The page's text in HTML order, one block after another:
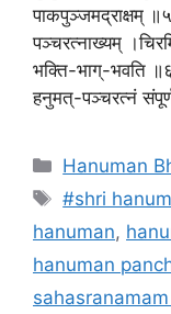
पाकपुञ्जमद्राक्षम्
पञ्चरत्नाख्यम्
भक्ति-भाग्-भवति
हनुमत्-पञ्चरत्नं
Categories
Hanuman
Tags
#shri
hanuman,
hanuman